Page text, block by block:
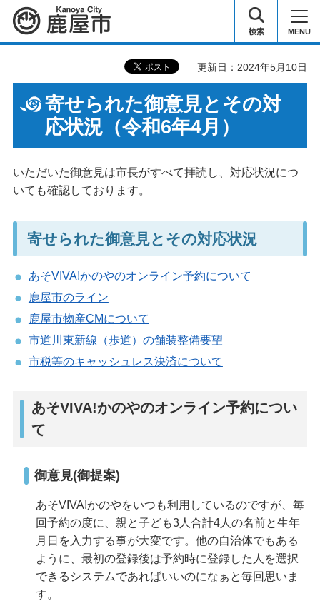
鹿屋市 検索 MENU
更新日：2024年5月10日
寄せられた御意見とその対
応状況（令和6年4月）
いただいた御意見は市長がすべて拝読し、対応状況につ
いても確認しております。
寄せられた御意見とその対応状況
あそVIVA!かのやのオンライン予約について
鹿屋市のライン
鹿屋市物産CMについて
市道川東新線（歩道）の舗装整備要望
市税等のキャッシュレス決済について
あそVIVA!かのやのオンライン予約につい
て
御意見(御提案)
あそVIVA!かのやをいつも利用しているのですが、毎
回予約の度に、親と子ども3人合計4人の名前と生年
月日を入力する事が大変です。他の自治体でもある
ように、最初の登録後は予約時に登録した人を選択
できるシステムであればいいのになぁと毎回思いま
す。